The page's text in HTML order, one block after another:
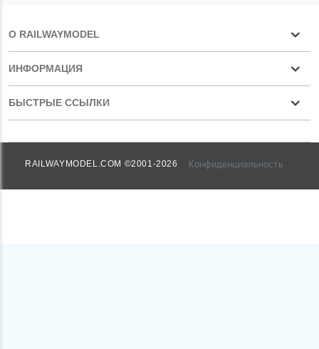
О RAILWAYMODEL
ИНФОРМАЦИЯ
БЫСТРЫЕ ССЫЛКИ
RAILWAYMODEL.COM ©2001-2026 Конфиденциальность